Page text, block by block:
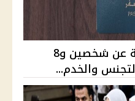
إسقاط الجنسية المصرية عن شخصين و8
والخدم...